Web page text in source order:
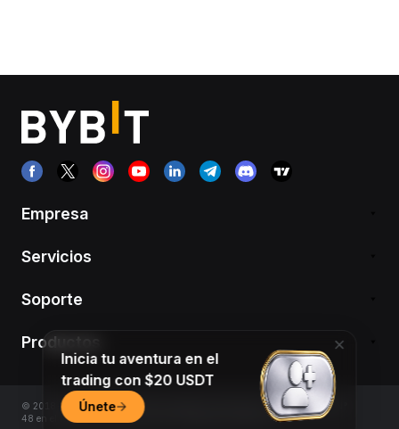
Empresa
Servicios
Soporte
Productos
© 2018-2026 Bybit.com. Todos los derechos reservados. Inscripto bajo el N°
48 en el Registro de PSAV de la CNV (República Argentina)
Inicia tu aventura en el
trading con $20 USDT
Únete